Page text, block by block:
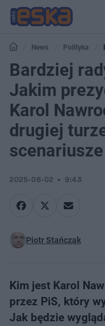
News Polityka
będzie Karol Nawrocki, jeśli
Bardziej
Jakim
Karol
drugiej
scenariusze
2025-06-02 9:43
Piotr Stańczak
Kim jest Karol
przez PiS, który
Jak będzie